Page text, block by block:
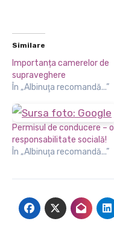
Similare
Importanța camerelor de
supraveghere
În „Albinuţa recomandă...”
Permisul de conducere – o
responsabilitate socială!
În „Albinuţa recomandă...”